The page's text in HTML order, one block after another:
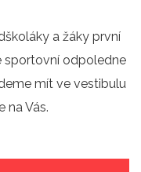
a žáky první
sportovní odpoledne
mít ve vestibulu
na Vás.